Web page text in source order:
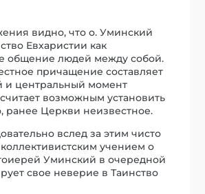
видно, что о. Уминский
Евхаристии как
общение людей между собой.
причащение составляет
и центральный момент
возможным установить
ранее Церкви неизвестное.
вслед за этим чисто
учением о
Уминский в очередной
свое неверие в Таинство